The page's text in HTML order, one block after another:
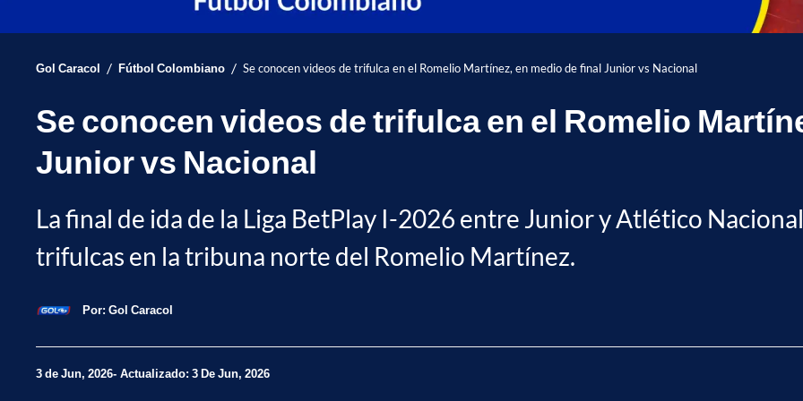
Gol Caracol / Fútbol Colombiano / Se conocen videos de trifulca en el Romelio Martínez, en medio de final Junior vs Nacional
Se conocen videos de trifulca en el Romelio
Junior vs Nacional
La final de ida de la Liga BetPlay I-2026 entre Junior y Atlético
trifulcas en la tribuna norte del Romelio Martínez.
Por: Gol Caracol
3 de Jun, 2026 Actualizado: 3 De Jun, 2026